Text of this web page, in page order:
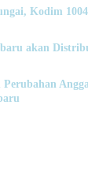
Kodim
akan